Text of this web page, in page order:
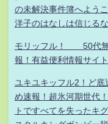
の未解決事件簿へよう
洋子のはなしは信じる
モリッフル！ 50代無
報！有益便利情報サイ
ユキユキッフル2！ど底
め速報！超氷河期世代
トですべてを失ったキ